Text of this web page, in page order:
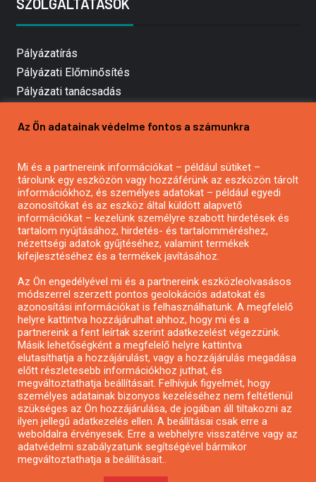
SZOLGÁLTATÁSOK
Pályázatírás
Pályázati Előminősítés
Pályázati tanácsadás
Mezőgazdasági pályázatírás
Pályázatírás civil szervezeteknek
Pályázatírás önkormányzatoknak
Pályázatfigyelés
Specifikus pályázatfigyelés vagy hírlevél
Pályázatok magánszemélyeknek
Pályázatok civil szervezeteknek
Pályázatok vállalkozásoknak
Önkormányzati pályázatok
Mezőgazdasági pályázatok
Falusi turizmus pályázatok
Napelem pályázatok
GINOP pályázatok
Az Ön adatainak védelme fontos a számunkra
Mi és a partnereink információkat – például sütiket –
tárolunk egy eszközön vagy hozzáférünk az eszközön tárolt
információkhoz, és személyes adatokat – például egyedi
azonosítókat és az eszköz által küldött alapvető
információkat – kezelünk személyre szabott hirdetések és
tartalom nyújtásához, hirdetés- és tartalomméréshez,
nézettségi adatok gyűjtéséhez, valamint termékek
kifejlesztéséhez és a termékek javításához.
Az Ön engedélyével mi és a partnereink eszközleolvasásos
módszerrel szerzett pontos geolokációs adatokat és
azonosítási információkat is felhasználhatunk. A megfelelő
helyre kattintva hozzájárulhat ahhoz, hogy mi és a
partnereink a fent leírtak szerint adatkezelést végezzünk.
Másik lehetőségként a megfelelő helyre kattintva
elutasíthatja a hozzájárulást, vagy a hozzájárulás megadása
előtt részletesebb információkhoz juthat, és
megváltoztathatja beállításait. Felhívjuk figyelmét, hogy
személyes adatainak bizonyos kezeléséhez nem feltétlenül
szükséges az Ön hozzájárulása, de jogában áll tiltakozni az
ilyen jellegű adatkezelés ellen. A beállításai csak erre a
weboldalra érvényesek. Erre a webhelyre visszatérve vagy az
adatvédelmi szabályzatunk segítségével bármikor
megváltoztathatja a beállításait..